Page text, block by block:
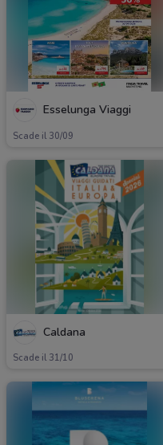
Esselunga Viaggi
Scade il 30/09
Caldana
Scade il 31/10